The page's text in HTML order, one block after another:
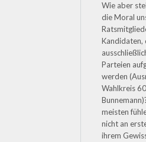
Wie aber
die Moral
Kandidaten,
Parteien
werden
Wahlkreis
meisten
nicht an
ihrem